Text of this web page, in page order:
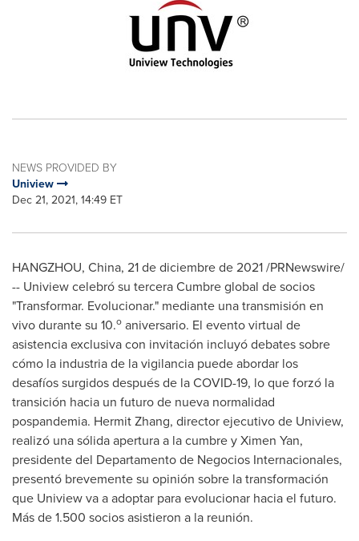
NEWS PROVIDED BY
Uniview
Dec 21, 2021, 14:49 ET
HANGZHOU, China, 21 de diciembre de 2021 /PRNewswire/
-- Uniview celebró su tercera Cumbre global de socios
"Transformar. Evolucionar." mediante una transmisión en
vivo durante su 10.o aniversario. El evento virtual de
asistencia exclusiva con invitación incluyó debates sobre
cómo la industria de la vigilancia puede abordar los
desafíos surgidos después de la COVID-19, lo que forzó la
transición hacia un futuro de nueva normalidad
pospandemia. Hermit Zhang, director ejecutivo de Uniview,
realizó una sólida apertura a la cumbre yXimen Yan,
presidente del Departamento de Negocios Internacionales,
presentó brevemente su opinión sobre la transformación
que Uniview va a adoptar para evolucionar hacia el futuro.
Más de 1.500 socios asistieron a la reunión.